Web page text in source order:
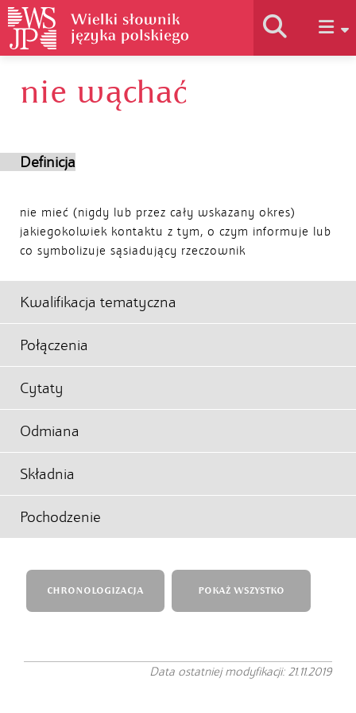
Historia słownika
Autorzy
nie wąchać
Definicja
nie mieć (nigdy lub przez cały wskazany okres)
jakiegokolwiek kontaktu z tym, o czym informuje lub
co symbolizuje sąsiadujący rzeczownik
Kwalifikacja tematyczna
Połączenia
Cytaty
Odmiana
Składnia
Pochodzenie
CHRONOLOGIZACJA POKAŻ WSZYSTKO
Data ostatniej modyfikacji: 21.11.2019